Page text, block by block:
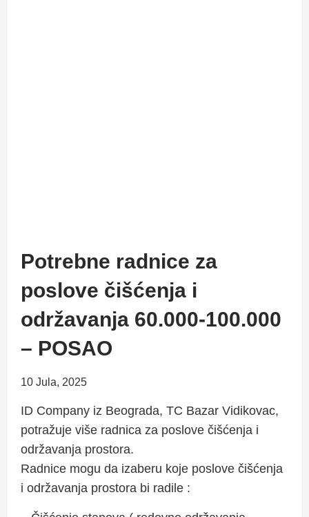
Potrebne radnice za
poslove čišćenja i
održavanja 60.000-100.000
– POSAO
10 Jula, 2025
ID Company iz Beograda, TC Bazar Vidikovac,
potražuje više radnica za poslove čišćenja i
održavanja prostora.
Radnice mogu da izaberu koje poslove čišćenja
i održavanja prostora bi radile :